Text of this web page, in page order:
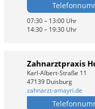
07:30 – 13:00 Uhr
14:30 – 19:30 Uhr
Zahnarztpraxis
Karl-Albert-Straße 11
47139 Duisburg
zahnarzt-amayri.de